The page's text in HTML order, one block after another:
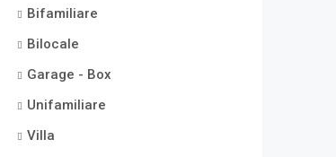
Bifamiliare
Bilocale
Garage - Box
Unifamiliare
Villa